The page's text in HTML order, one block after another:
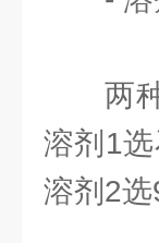
两
溶剂1
溶剂2